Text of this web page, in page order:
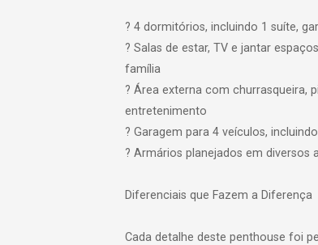
? 4 dormitórios, incluindo 1 suíte,
? Salas de estar, TV e jantar
família
? Área externa com churrasqueira,
entretenimento
? Garagem para 4 veículos,
? Armários planejados em
Diferenciais que Fazem a Diferença
Cada detalhe deste penthouse foi